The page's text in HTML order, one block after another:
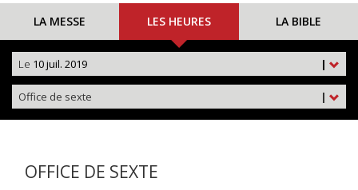
LA MESSE LES HEURES LA BIBLE
|
Le 10 juil. 2019
|
Office de sexte
OFFICE DE SEXTE